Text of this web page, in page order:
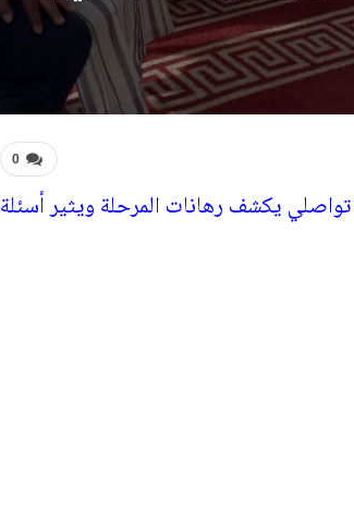
0
يكشف رهانات المرحلة ويثير أسئلة